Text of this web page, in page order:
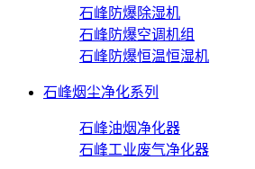
石峰防爆除湿机
石峰防爆空调机组
石峰防爆恒温恒湿机
石峰烟尘净化系列
石峰油烟净化器
石峰工业废气净化器